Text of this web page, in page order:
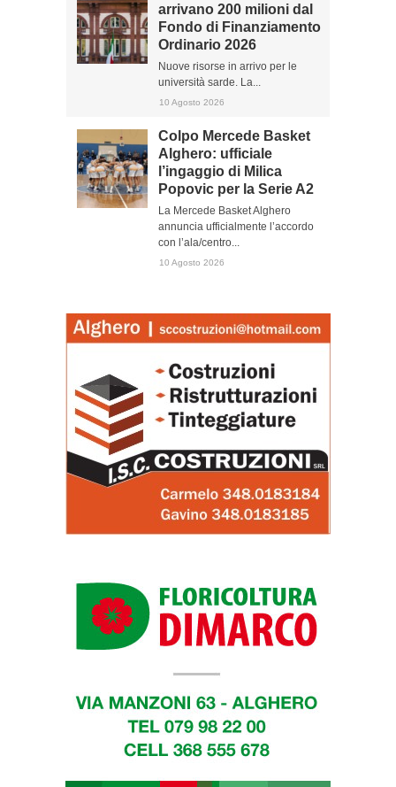
arrivano 200 milioni dal
Fondo di Finanziamento
Ordinario 2026
Nuove risorse in arrivo per le
università sarde. La...
10 Agosto 2026
Colpo Mercede Basket
Alghero: ufficiale
l’ingaggio di Milica
Popovic per la Serie A2
La Mercede Basket Alghero
annuncia ufficialmente l’accordo
con l’ala/centro...
10 Agosto 2026